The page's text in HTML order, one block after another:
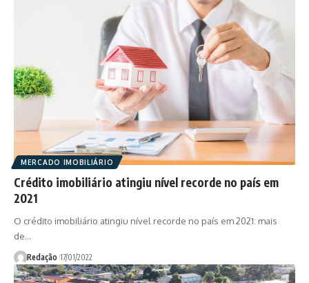
MERCADO IMOBILIÁRIO
Crédito imobiliário atingiu nível recorde no país em
2021
O crédito imobiliário atingiu nível recorde no país em 2021: mais
de…
Redação 17/01/2022